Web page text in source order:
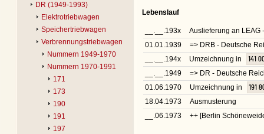
DR (1949-1993)
Elektrotriebwagen
Speichertriebwagen
Verbrennungstriebwagen
Nummern 1949-1970
Nummern 1970-1991
171
173
190
191
197
Lebenslauf
__.__.193x
Auslieferung an LEAG
01.01.1939
=> DRB - Deutsche
__.__.194x
Umzeichnung in
141
__.__.1949
=> DR - Deutsche
01.06.1970
Umzeichnung in
191
18.04.1973
Ausmusterung
__.06.1973
++ [Berlin